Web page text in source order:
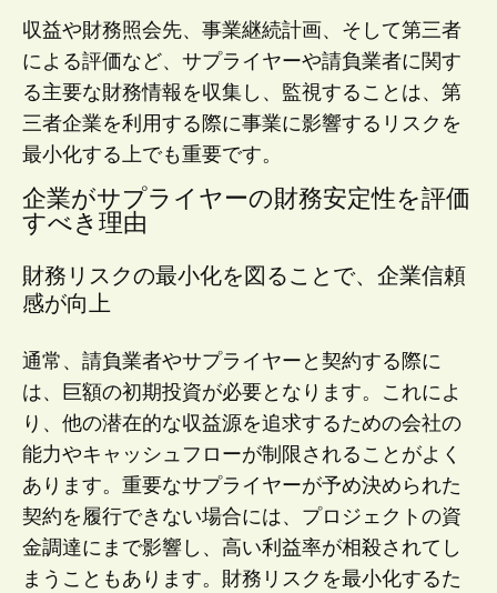
収益や財務照会先、事業継続計画、そして第三者
による評価など、サプライヤーや請負業者に関す
る主要な財務情報を収集し、監視することは、第
三者企業を利用する際に事業に影響するリスクを
最小化する上でも重要です。
企業がサプライヤーの財務安定性を評価
すべき理由
財務リスクの最小化を図ることで、企業信頼
感が向上
通常、請負業者やサプライヤーと契約する際に
は、巨額の初期投資が必要となります。これによ
り、他の潜在的な収益源を追求するための会社の
能力やキャッシュフローが制限されることがよく
あります。重要なサプライヤーが予め決められた
契約を履行できない場合には、プロジェクトの資
金調達にまで影響し、高い利益率が相殺されてし
まうこともあります。財務リスクを最小化するた